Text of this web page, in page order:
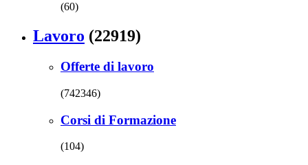
(60)
Lavoro (22919)
Offerte di lavoro
(742346)
Corsi di Formazione
(104)